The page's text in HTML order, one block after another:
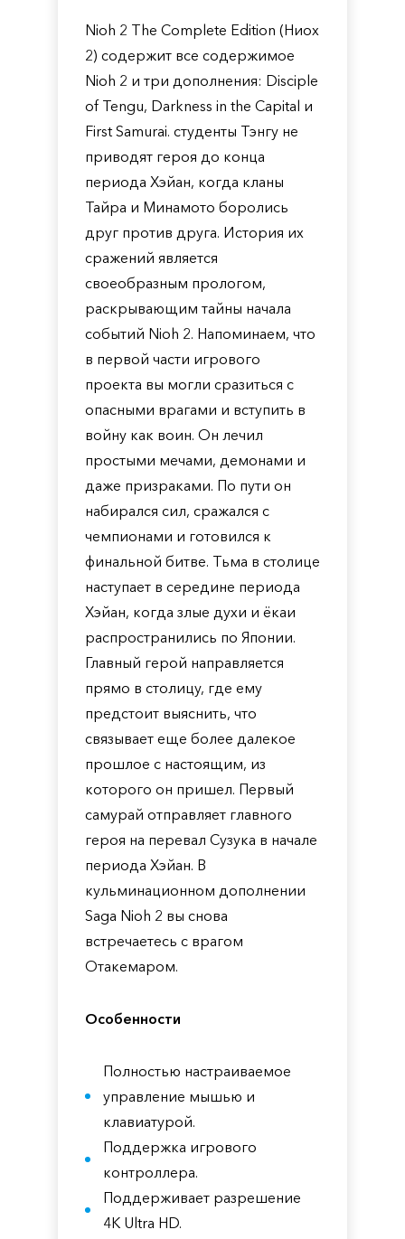
Nioh 2 The Complete Edition (Ниох
2) содержит все содержимое
Nioh 2 и три дополнения: Disciple
of Tengu, Darkness in the Capital и
First Samurai. студенты Тэнгу не
приводят героя до конца
периода Хэйан, когда кланы
Тайра и Минамото боролись
друг против друга. История их
сражений является
своеобразным прологом,
раскрывающим тайны начала
событий Nioh 2. Напоминаем, что
в первой части игрового
проекта вы могли сразиться с
опасными врагами и вступить в
войну как воин. Он лечил
простыми мечами, демонами и
даже призраками. По пути он
набирался сил, сражался с
чемпионами и готовился к
финальной битве. Тьма в столице
наступает в середине периода
Хэйан, когда злые духи и ёкаи
распространились по Японии.
Главный герой направляется
прямо в столицу, где ему
предстоит выяснить, что
связывает еще более далекое
прошлое с настоящим, из
которого он пришел. Первый
самурай отправляет главного
героя на перевал Сузука в начале
периода Хэйан. В
кульминационном дополнении
Saga Nioh 2 вы снова
встречаетесь с врагом
Отакемаром.
Особенности
Полностью настраиваемое
управление мышью и
клавиатурой.
Поддержка игрового
контроллера.
Поддерживает разрешение
4K Ultra HD.